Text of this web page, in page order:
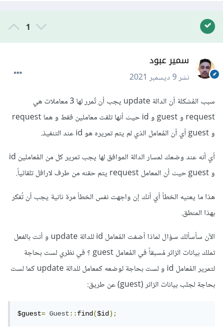
1
سمير عبود
نشر9 ديسمبر 2021
سبب المُشكلة أن الدالة update يجب أن تٌمرر لها 3 معاملات هي
request و guest و id حيث أنها تلقت معاملين فقط و هما request
و guest أي أن المُعامل الذي لم يتم تمريره هو id عند التنفيذ.
أي أنه عند وضعك لمسار الدالة الموافق لها يجب تمرير كل من المُعاملين id
و guest حيث أن المعامل request يتم حقنه من طرف لارافل تلقائياً.
هذا ما يعنيه الخطأ أي أنك إن واجهت نفس الخطأ مرة ثانية يجب أن تُفكر
بهذا المنطق.
الآن سأسألك سؤال لماذا أضفت المُعامل id للدالة update و أنت بالفعل
تملك بيانات الزائر مُسبقاً في المُعامل guest ؟ في نظري لست بحاجة
لتمرير المُعامل id و لست بحاجة لوضعه كمعامل للدالة update كما لست
بحاجة لجلب بيانات الزائر (guest) عن طريق:
$guest= Guest::find($id);